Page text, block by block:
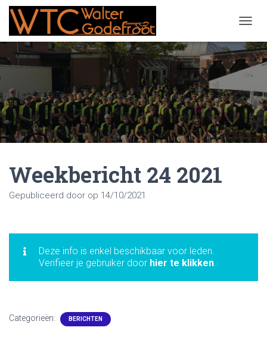
Weekbericht 24 2021
Gepubliceerd door op 14/10/2021
Deze info is enkel beschikbaar voor leden.
Verifieer je gebruiker door hier te klikken.
Categorieën: BERICHTEN